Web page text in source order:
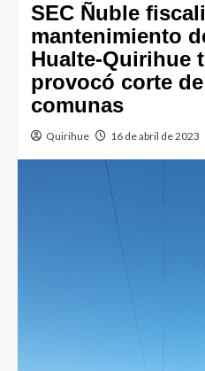
SEC Ñuble
mantenimiento
Hualte-Quirihue
provocó corte
comunas
Quirihue 16 de abril de 2023